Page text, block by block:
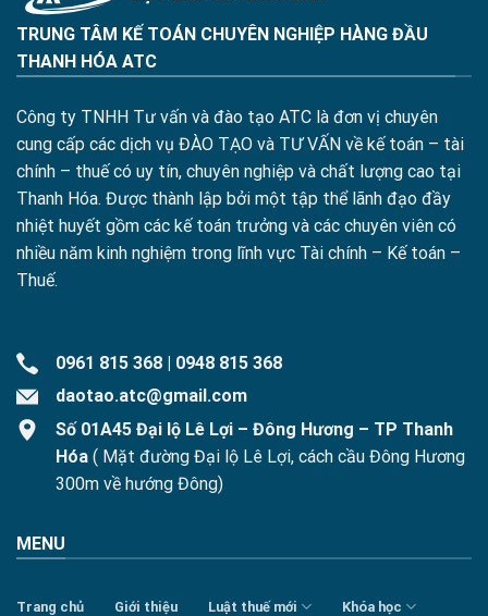
TRUNG TÂM KẾ TOÁN CHUYÊN NGHIỆP HÀNG ĐẦU
THANH HÓA ATC
Công ty TNHH Tư vấn và đào tạo ATC là đơn vị chuyên
cung cấp các dịch vụ ĐÀO TẠO và TƯ VẤN về kế toán – tài
chính – thuế có uy tín, chuyên nghiệp và chất lượng cao tại
Thanh Hóa. Được thành lập bởi một tập thể lãnh đạo đầy
nhiệt huyết gồm các kế toán trưởng và các chuyên viên có
nhiều năm kinh nghiệm trong lĩnh vực Tài chính – Kế toán –
Thuế.
0961 815 368
0948 815 368
daotao.atc@gmail.com
Số 01A45 Đại lộ Lê Lợi – Đông Hương – TP Thanh
Hóa ( Mặt đường Đại lộ Lê Lợi, cách cầu Đông Hương
300m về hướng Đông)
MENU
Trang chủ Giới thiệu Luật thuế mới Khóa học